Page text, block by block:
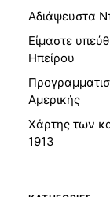
Αδιάψευστα
Είμαστε
Ηπείρου
Αμερικής
Χάρτης των
1913